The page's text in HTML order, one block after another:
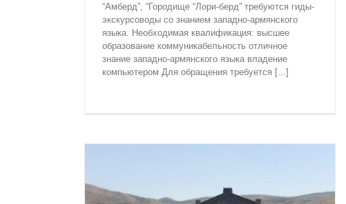
“Амберд”, “Городище “Лори-берд” требуются гиды-
экскурсоводы со знанием западно-армянского
языка. Необходимая квалификация: высшее
образование коммуникабельность отличное
знание западно-армянского языка владение
компьютером Для обращения требуется [...]